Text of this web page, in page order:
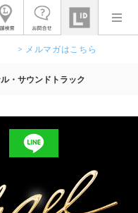
> メルマガはこちら
・サウンドトラック